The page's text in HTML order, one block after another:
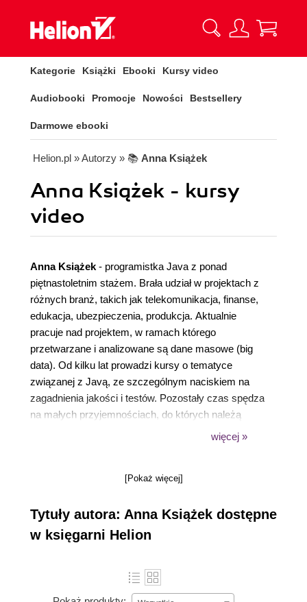
Kategorie Książki Ebooki Kursy video
Audiobooki Promocje Nowości Bestsellery
Darmowe ebooki
Helion.pl » Autorzy » 📚 Anna Książek
Anna Książek - kursy
video
Anna Książek - programistka Java z ponad
piętnastoletnim stażem. Brała udział w projektach z
różnych branż, takich jak telekomunikacja, finanse,
edukacja, ubezpieczenia, produkcja. Aktualnie
pracuje nad projektem, w ramach którego
przetwarzane i analizowane są dane masowe (big
data). Od kilku lat prowadzi kursy o tematyce
związanej z Javą, ze szczególnym naciskiem na
zagadnienia jakości i testów. Pozostały czas spędza
na małych przyjemnościach, do których należą
więcej »
[Pokaż więcej]
Tytuły autora: Anna Książek dostępne
w księgarni Helion